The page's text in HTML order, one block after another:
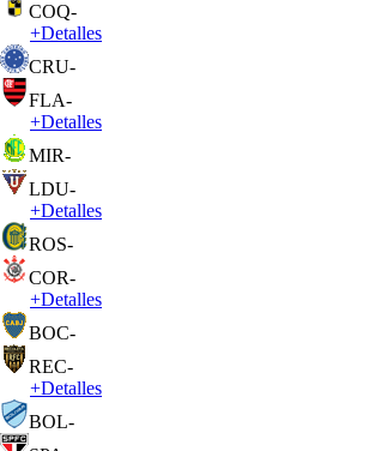
COQ-
+Detalles
CRU-
FLA-
+Detalles
MIR-
LDU-
+Detalles
ROS-
COR-
+Detalles
BOC-
REC-
+Detalles
BOL-